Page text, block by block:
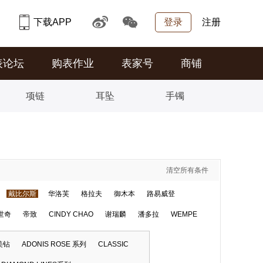
登录 注册
下载APP
论坛 购表作业 表家号 商铺
项链 耳坠 手镯
清空所有条件
戴比尔斯 华洛芙 格拉夫 御木本 路易威登
奇 帝致 CINDY CHAO 谢瑞麟 潘多拉 WEMPE
钻 ADONIS ROSE 系列 CLASSIC